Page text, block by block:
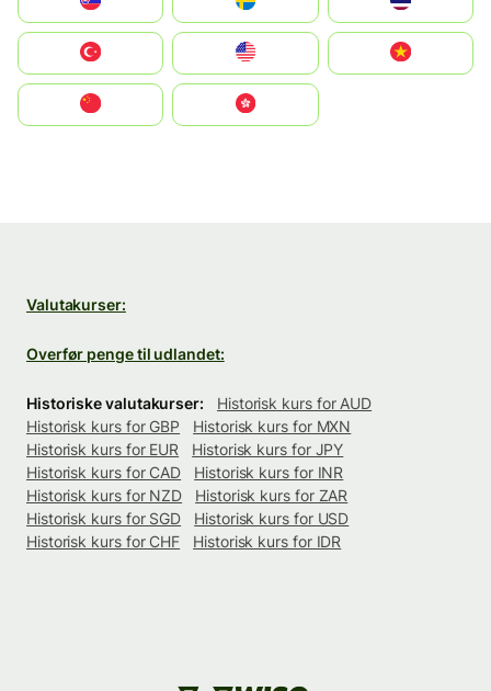
United States
中國香港特別行政區
Valutakurser:
Overfør penge til udlandet:
Historiske valutakurser:
Historisk kurs for AUD
Historisk kurs for GBP
Historisk kurs for MXN
Historisk kurs for EUR
Historisk kurs for JPY
Historisk kurs for CAD
Historisk kurs for INR
Historisk kurs for NZD
Historisk kurs for ZAR
Historisk kurs for SGD
Historisk kurs for USD
Historisk kurs for CHF
Historisk kurs for IDR